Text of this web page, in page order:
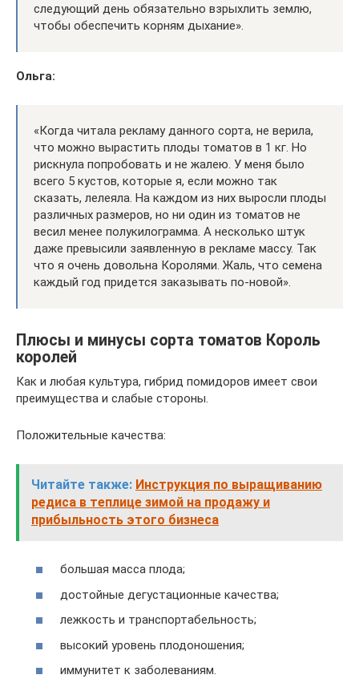
следующий день обязательно взрыхлить землю,
чтобы обеспечить корням дыхание».
Ольга:
«Когда читала рекламу данного сорта, не верила,
что можно вырастить плоды томатов в 1 кг. Но
рискнула попробовать и не жалею. У меня было
всего 5 кустов, которые я, если можно так
сказать, лелеяла. На каждом из них выросли плоды
различных размеров, но ни один из томатов не
весил менее полукилограмма. А несколько штук
даже превысили заявленную в рекламе массу. Так
что я очень довольна Королями. Жаль, что семена
каждый год придется заказывать по-новой».
Плюсы и минусы сорта томатов Король
королей
Как и любая культура, гибрид помидоров имеет свои
преимущества и слабые стороны.
Положительные качества:
Читайте также: Инструкция по выращиванию
редиса в теплице зимой на продажу и
прибыльность этого бизнеса
большая масса плода;
достойные дегустационные качества;
лежкость и транспортабельность;
высокий уровень плодоношения;
иммунитет к заболеваниям.